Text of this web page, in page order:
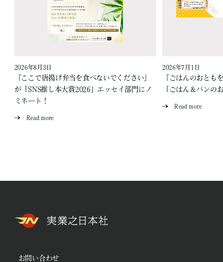
2026年8月3日
『ここで唐揚げ弁当を食べないでください』
が「SNS推し本大賞2026」エッセイ部門にノ
ミネート！
Read more
2026年7月1日
『ごはんのおとも
「ごはん＆パンの
Read more
お問い合わせ